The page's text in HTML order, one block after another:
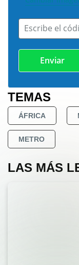
Escribe el
TEMAS
ÁFRICA
METRO
LAS MÁS